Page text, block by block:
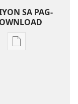
SA PAG-
Opsiyon